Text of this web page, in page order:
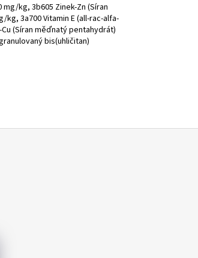
mg/kg, 3b605 Zinek-Zn (Síran
3a700 Vitamin E (all-rac-alfa-
(Síran měďnatý pentahydrát)
bis(uhličitan)